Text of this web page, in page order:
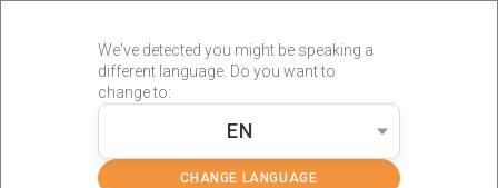
We've detected you might be speaking a
different language. Do you want to
change to:
EN
CHANGE LANGUAGE
»